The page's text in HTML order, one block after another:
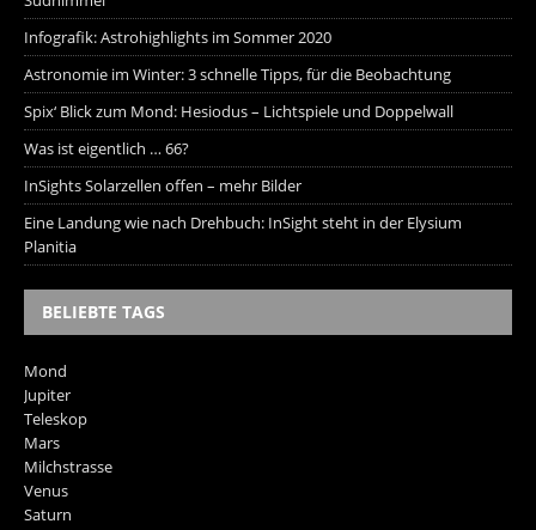
Infografik: Astrohighlights im Sommer 2020
Astronomie im Winter: 3 schnelle Tipps, für die Beobachtung
Spix‘ Blick zum Mond: Hesiodus – Lichtspiele und Doppelwall
Was ist eigentlich … 66?
InSights Solarzellen offen – mehr Bilder
Eine Landung wie nach Drehbuch: InSight steht in der Elysium
Planitia
BELIEBTE TAGS
Mond
Jupiter
Teleskop
Mars
Milchstrasse
Venus
Saturn